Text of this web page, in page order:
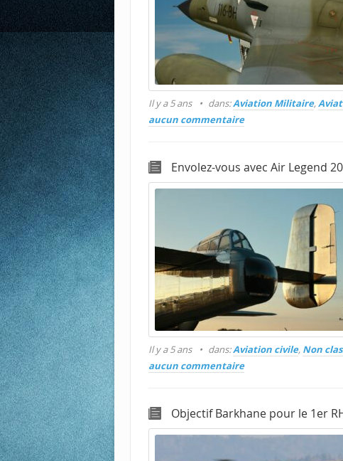
Il y a 5 ans dans:Aviation Militaire,
aucun commentaire
Envolez-vous avec Air Legend
Il y a 5 ans dans:Aviation civile, Non
aucun commentaire
Objectif Barkhane pour le 1er